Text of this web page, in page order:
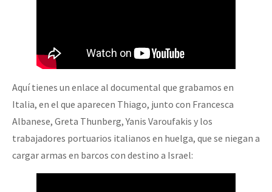
Aquí tienes un enlace al documental que grabamos en
Italia, en el que aparecen Thiago, junto con Francesca
Albanese, Greta Thunberg, Yanis Varoufakis y los
trabajadores portuarios italianos en huelga, que se niegan a
cargar armas en barcos con destino a Israel: